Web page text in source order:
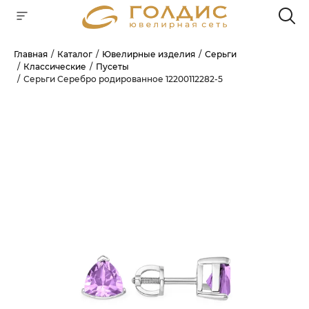
Главная Каталог Ювелирные изделия
Серьги
Классические
Пусеты
Серьги Серебро родированное 12200112282-5
Для клиентов всех банков